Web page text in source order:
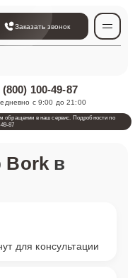
Заказать звонок
(800) 100-49-87
с 9:00 до 21:00
обращении в наш сервис. Подробности по
87
Borkв
для консультации